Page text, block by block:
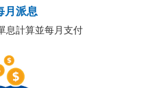
月派息
息計算並每月支付